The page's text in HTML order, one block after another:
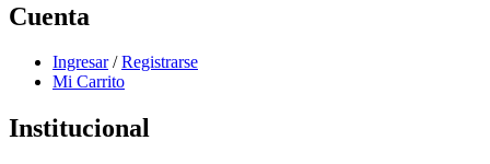
Cuenta
Ingresar/Registrarse
Mi Carrito
Institucional